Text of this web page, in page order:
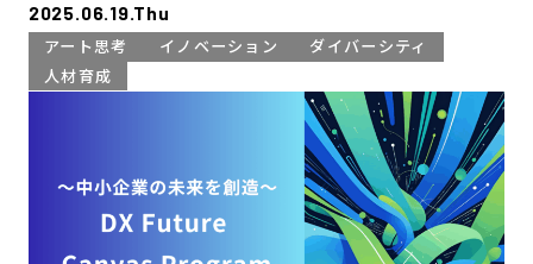
2025.06.19.Thu
アート思考 イノベーション
ダイバーシティ
人材育成